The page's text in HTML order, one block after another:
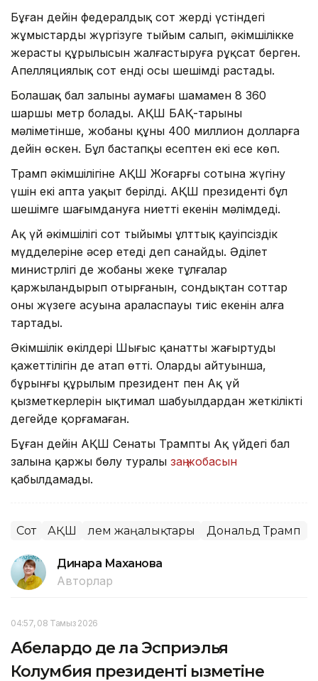
Бұған дейін федералдық сот жердің үстіндегі
жұмыстарды жүргізуге тыйым салып, әкімшілікке
жерасты құрылысын жалғастыруға рұқсат берген.
Апелляциялық сот енді осы шешімді растады.
Болашақ бал залының аумағы шамамен 8 360
шаршы метр болады. АҚШ БАҚ-тарының
мәліметінше, жобаның құны 400 миллион долларға
дейін өскен. Бұл бастапқы есептен екі есе көп.
Трамп әкімшілігіне АҚШ Жоғарғы сотына жүгіну
үшін екі апта уақыт берілді. АҚШ президенті бұл
шешімге шағымдануға ниетті екенін мәлімдеді.
Ақ үй әкімшілігі сот тыйымы ұлттық қауіпсіздік
мүдделеріне әсер етеді деп санайды. Әділет
министрлігі де жобаны жеке тұлғалар
қаржыландырып отырғанын, сондықтан соттар
оның жүзеге асуына араласпауы тиіс екенін алға
тартады.
Әкімшілік өкілдері Шығыс қанатты жаңғыртудың
қажеттілігін де атап өтті. Олардың айтуынша,
бұрынғы құрылым президент пен Ақ үй
қызметкерлерін ықтимал шабуылдардан жеткілікті
деңгейде қорғамаған.
Бұған дейін АҚШ Сенаты Трамптың Ақ үйдегі бал
залына қаржы бөлу туралы заң жобасын
қабылдамады.
Сот АҚШ Әлем жаңалықтары Дональд Трамп
Динара Маханова
Авторлар
04:57, 08 Тамыз 2026
Абелардо де ла Эсприэлья
Колумбия президенті қызметіне